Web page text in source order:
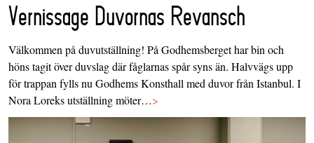
Vernissage Duvornas Revansch
Välkommen på duvutställning! På Godhemsberget har bin och
höns tagit över duvslag där fåglarnas spår syns än. Halvvägs upp
för trappan fylls nu Godhems Konsthall med duvor från Istanbul. I
Nora Loreks utställning möter…>